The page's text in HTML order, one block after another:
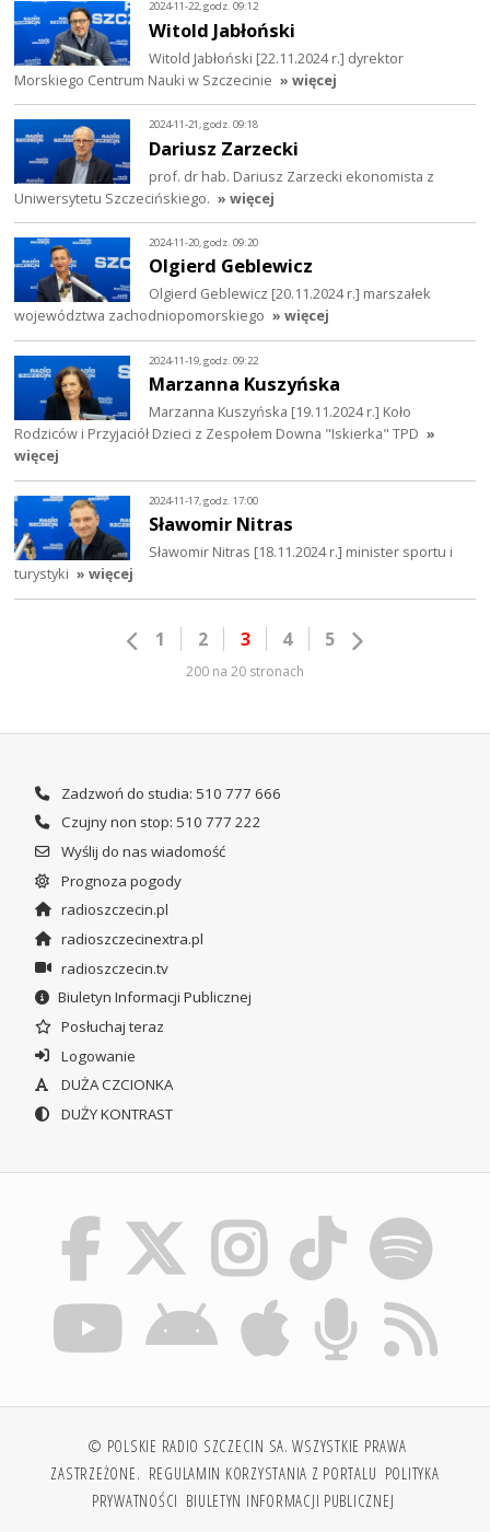
2024-11-22, godz. 09:12
Witold Jabłoński
Witold Jabłoński [22.11.2024 r.] dyrektor
Morskiego Centrum Nauki w Szczecinie » więcej
2024-11-21, godz. 09:18
Dariusz Zarzecki
prof. dr hab. Dariusz Zarzecki ekonomista z
Uniwersytetu Szczecińskiego. » więcej
2024-11-20, godz. 09:20
Olgierd Geblewicz
Olgierd Geblewicz [20.11.2024 r.] marszałek
województwa zachodniopomorskiego » więcej
2024-11-19, godz. 09:22
Marzanna Kuszyńska
Marzanna Kuszyńska [19.11.2024 r.] Koło
Rodziców i Przyjaciół Dzieci z Zespołem Downa "Iskierka" TPD »
więcej
2024-11-17, godz. 17:00
Sławomir Nitras
Sławomir Nitras [18.11.2024 r.] minister sportu i
turystyki » więcej
1 2 3 4 5
200 na 20 stronach
Zadzwoń do studia: 510 777 666
Czujny non stop: 510 777 222
Wyślij do nas wiadomość
Prognoza pogody
radioszczecin.pl
radioszczecinextra.pl
radioszczecin.tv
Biuletyn Informacji Publicznej
Posłuchaj teraz
Logowanie
DUŻA CZCIONKA
DUŻY KONTRAST
© POLSKIE RADIO SZCZECIN SA. WSZYSTKIE PRAWA
ZASTRZEŻONE. REGULAMIN KORZYSTANIA Z PORTALU POLITYKA
PRYWATNOŚCI BIULETYN INFORMACJI PUBLICZNEJ